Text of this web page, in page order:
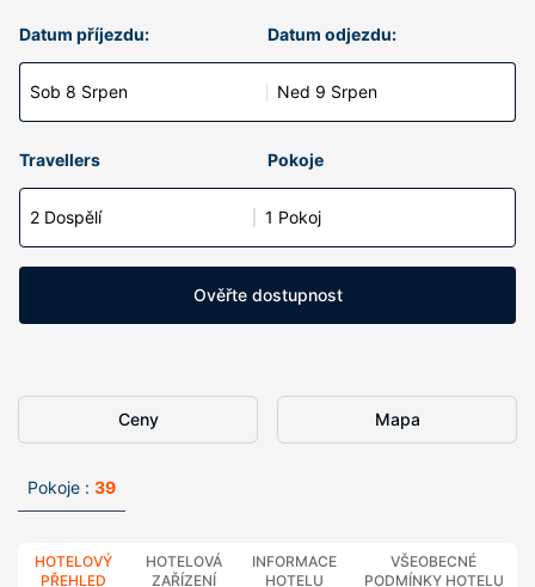
Datum příjezdu:
Sob 8 Srpen
Datum odjezdu:
Ned 9 Srpen
Travellers Pokoje
2 Dospělí 1 Pokoj
Ověřte dostupnost
Ceny Mapa
Pokoje : 39
HOTELOVÝ
PŘEHLED
HOTELOVÁ
ZAŘÍZENÍ
INFORMACE
HOTELU
VŠEOBECNÉ
PODMÍNKY HOTELU